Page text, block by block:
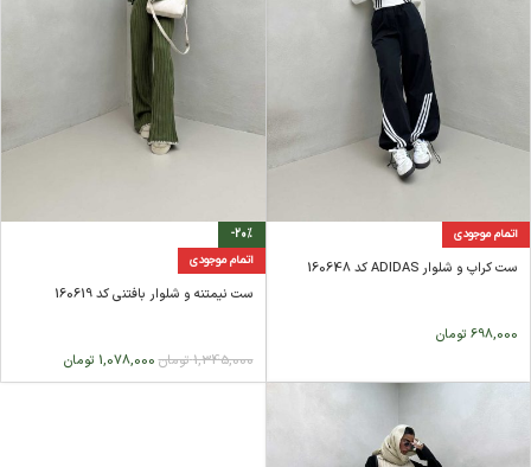
اتمام موجودی
ست کراپ و شلوار ADIDAS کد 160648
698,000 تومان
-20%
اتمام موجودی
ست نیمتنه و شلوار بافتنی کد 160619
1,345,000تومان 1,078,000 تومان